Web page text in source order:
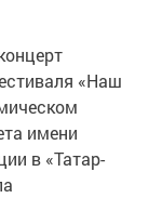
«Наш
имени
в «Татар-